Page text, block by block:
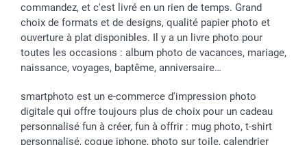
commandez, et c'est livré en un rien de temps. Grand
choix de formats et de designs, qualité papier photo et
ouverture à plat disponibles. Il y a un livre photo pour
toutes les occasions : album photo de vacances, mariage,
naissance, voyages, baptême, anniversaire…
smartphoto est un e-commerce d'impression photo
digitale qui offre toujours plus de choix pour un cadeau
personnalisé fun à créer, fun à offrir : mug photo, t-shirt
personnalisé, coque iphone, photo sur toile, calendrier